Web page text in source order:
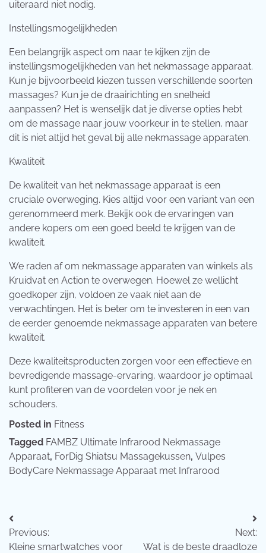
uiteraard niet nodig.
Instellingsmogelijkheden
Een belangrijk aspect om naar te kijken zijn de
instellingsmogelijkheden van het nekmassage apparaat.
Kun je bijvoorbeeld kiezen tussen verschillende soorten
massages? Kun je de draairichting en snelheid
aanpassen? Het is wenselijk dat je diverse opties hebt
om de massage naar jouw voorkeur in te stellen, maar
dit is niet altijd het geval bij alle nekmassage apparaten.
Kwaliteit
De kwaliteit van het nekmassage apparaat is een
cruciale overweging. Kies altijd voor een variant van een
gerenommeerd merk. Bekijk ook de ervaringen van
andere kopers om een goed beeld te krijgen van de
kwaliteit.
We raden af om nekmassage apparaten van winkels als
Kruidvat en Action te overwegen. Hoewel ze wellicht
goedkoper zijn, voldoen ze vaak niet aan de
verwachtingen. Het is beter om te investeren in een van
de eerder genoemde nekmassage apparaten van betere
kwaliteit.
Deze kwaliteitsproducten zorgen voor een effectieve en
bevredigende massage-ervaring, waardoor je optimaal
kunt profiteren van de voordelen voor je nek en
schouders.
Posted in Fitness
Tagged FAMBZ Ultimate Infrarood Nekmassage
Apparaat, ForDig Shiatsu Massagekussen, Vulpes
BodyCare Nekmassage Apparaat met Infrarood
Bericht
navigatie
Previous:
Kleine smartwatches voor
Next:
Wat is de beste draadloze